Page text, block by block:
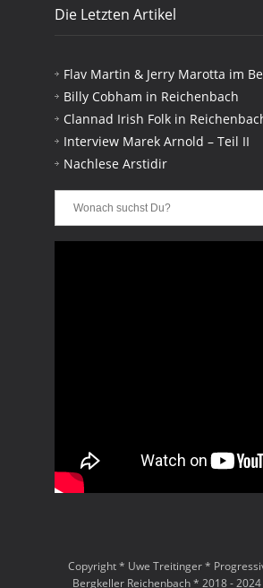
Die Letzten Artikel
Flav Martin & Jerry Marotta im
Billy Cobham in Reichenbach
Clannad Irish Folk in
Interview Marek Arnold – Teil II
Nachlese Arstidir
Copyright * Uwe Treitinger *
Bergkeller Reichenbach * 2018 -